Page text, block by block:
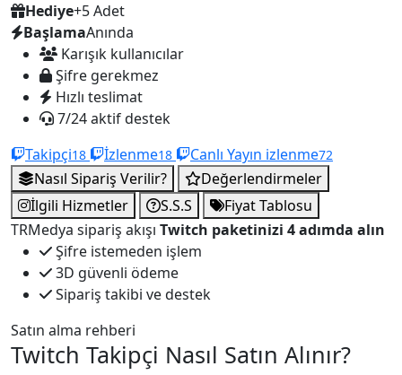
Hediye+5 Adet
BaşlamaAnında
Karışık kullanıcılar
Şifre gerekmez
Hızlı teslimat
7/24 aktif destek
Takipçi18 İzlenme18 Canlı Yayın izlenme72
Nasıl Sipariş Verilir?
Değerlendirmeler
İlgili Hizmetler
S.S.S
Fiyat Tablosu
TRMedya sipariş akışı Twitch paketinizi 4 adımda alın
Şifre istemeden işlem
3D güvenli ödeme
Sipariş takibi ve destek
Satın alma rehberi
Twitch Takipçi Nasıl Satın Alınır?